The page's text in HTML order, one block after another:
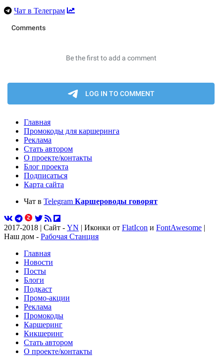
Чат в Телеграм
Главная
Промокоды для каршеринга
Реклама
Стать автором
О проекте/контакты
Блог проекта
Подписаться
Карта сайта
Чат в Telegram Каршероводы говорят
2017-2018 | Сайт - YN | Иконки от FlatIcon и FontAwesome |
Наш дом - Рабочая Станция
Главная
Новости
Посты
Блоги
Подкаст
Промо-акции
Реклама
Промокоды
Каршеринг
Кикшеринг
Стать автором
О проекте/контакты